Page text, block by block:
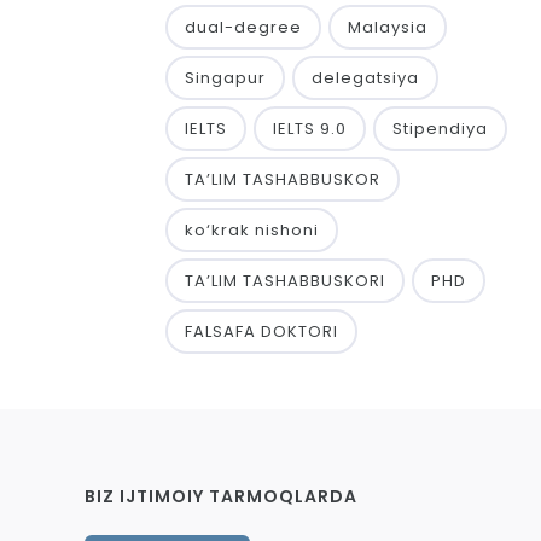
dual-degree Malaysia
Singapur delegatsiya
IELTS IELTS 9.0 Stipendiya
TA’LIM TASHABBUSKOR
ko‘krak nishoni
TA’LIM TASHABBUSKORI PHD
FALSAFA DOKTORI
BIZ IJTIMOIY TARMOQLARDA